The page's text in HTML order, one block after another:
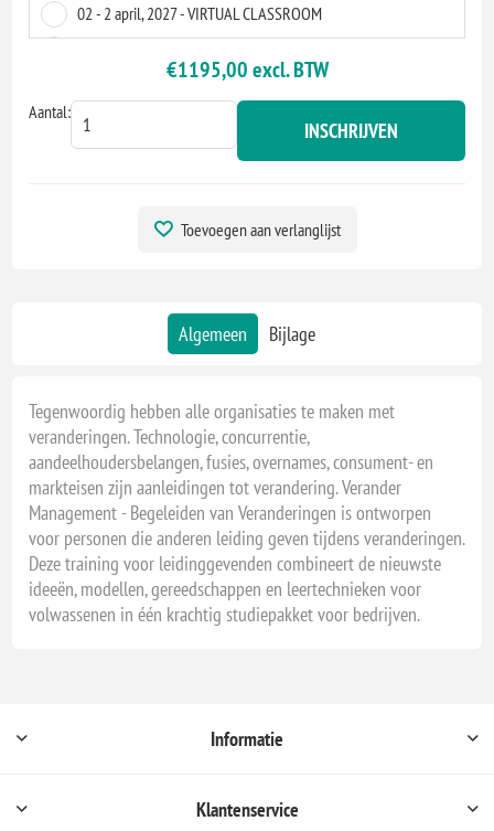
02 - 2 april, 2027 - VIRTUAL CLASSROOM
07 - 7 oktober, 2027 - VIRTUAL CLASSROOM
13 - 14 december, 2027 - AMSTERDAM
13 - 14 december, 2027 - VIRTUAL CLASSROOM
€1195,00 excl. BTW
Aantal:
INSCHRIJVEN
Toevoegen aan verlanglijst
Algemeen Bijlage
Tegenwoordig hebben alle organisaties te maken met
veranderingen. Technologie, concurrentie,
aandeelhoudersbelangen, fusies, overnames, consument- en
markteisen zijn aanleidingen tot verandering. Verander
Management - Begeleiden van Veranderingen is ontworpen
voor personen die anderen leiding geven tijdens veranderingen.
Deze training voor leidinggevenden combineert de nieuwste
ideeën, modellen, gereedschappen en leertechnieken voor
volwassenen in één krachtig studiepakket voor bedrijven.
Informatie
Klantenservice